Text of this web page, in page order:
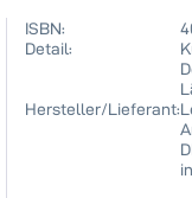
ISBN:
Detail:
Hersteller/Lieferant: